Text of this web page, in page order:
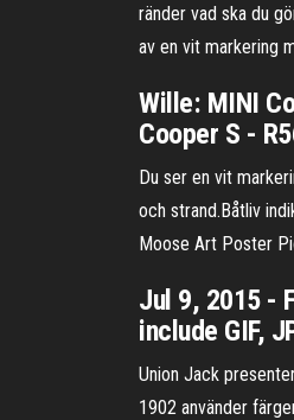
ränder vad ska du
av en vit markering
Wille: MINI
Cooper S -
Du ser en vit
och strand.Båtliv
Moose Art Poster
Jul 9, 2015 -
include GIF,
Union Jack
1902 använder